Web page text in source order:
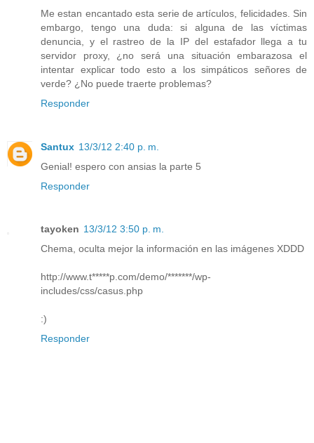
Me estan encantado esta serie de artículos, felicidades. Sin
embargo, tengo una duda: si alguna de las víctimas
denuncia, y el rastreo de la IP del estafador llega a tu
servidor proxy, ¿no será una situación embarazosa el
intentar explicar todo esto a los simpáticos señores de
verde? ¿No puede traerte problemas?
Responder
Santux 13/3/12 2:40 p. m.
Genial! espero con ansias la parte 5
Responder
tayoken 13/3/12 3:50 p. m.
Chema, oculta mejor la información en las imágenes XDDD
http://www.t*****p.com/demo/*******/wp-
includes/css/casus.php
:)
Responder